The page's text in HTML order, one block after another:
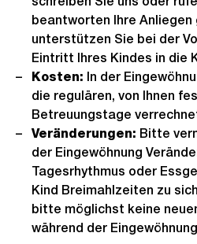
beantworten Ihre Anliegen
unterstützen Sie bei der
Eintritt Ihres Kindes in die
Kosten: In der
die regulären, von Ihnen
Betreuungstage
Veränderungen: Bitte
der Eingewöhnung
Tagesrhythmus oder
Kind Breimahlzeiten zu
bitte möglichst keine
während der